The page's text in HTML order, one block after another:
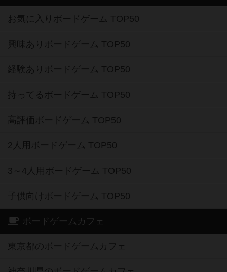
お気に入りボードゲーム TOP50
興味ありボードゲーム TOP50
経験ありボードゲーム TOP50
持ってるボードゲーム TOP50
高評価ボードゲーム TOP50
2人用ボードゲーム TOP50
3～4人用ボードゲーム TOP50
子供向けボードゲーム TOP50
ボードゲームカフェ
東京都のボードゲームカフェ